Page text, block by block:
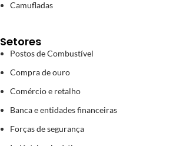
Camufladas
Setores
Postos de Combustível
Compra de ouro
Comércio e retalho
Banca e entidades financeiras
Forças de segurança